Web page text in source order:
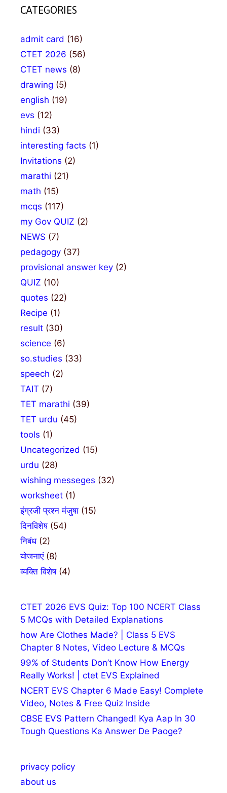
CATEGORIES
admit card (16)
CTET 2026 (56)
CTET news (8)
drawing (5)
english (19)
evs (12)
hindi (33)
interesting facts (1)
Invitations (2)
marathi (21)
math (15)
mcqs (117)
my Gov QUIZ (2)
NEWS (7)
pedagogy (37)
provisional answer key (2)
QUIZ (10)
quotes (22)
Recipe (1)
result (30)
science (6)
so.studies (33)
speech (2)
TAIT (7)
TET marathi (39)
TET urdu (45)
tools (1)
Uncategorized (15)
urdu (28)
wishing messeges (32)
worksheet (1)
इंग्रजी प्रश्न मंजुषा (15)
दिनविशेष(54)
निबंध(2)
योजनाएं(8)
व्यक्ति विशेष(4)
CTET 2026 EVS Quiz: Top 100 NCERT Class
5 MCQs with Detailed Explanations
how Are Clothes Made? | Class 5 EVS
Chapter 8 Notes, Video Lecture & MCQs
99% of Students Don’t Know How Energy
Really Works! | ctet EVS Explained
NCERT EVS Chapter 6 Made Easy! Complete
Video, Notes & Free Quiz Inside
CBSE EVS Pattern Changed! Kya Aap In 30
Tough Questions Ka Answer De Paoge?
privacy policy
about us